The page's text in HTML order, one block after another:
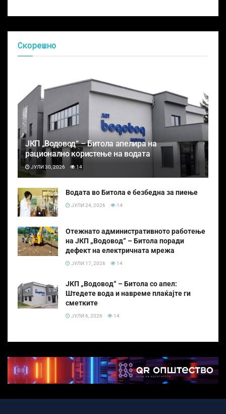
Скорешно
ЈКП „Водовод“ – Битола апелира на
рационално користење на водата
ЈУЛИ 30, 2026 14
Водата во Битола е безбедна за пиење
ЈУЛИ 24, 2026 14
Отежнато административното работење
на ЈКП „Водовод“ – Битола поради
дефект на електричната мрежа
ЈУЛИ 17, 2026 14
ЈКП „Водовод“ – Битола со апел:
Штедете вода и навреме плаќајте ги
сметките
ЈУЛИ 6, 2026 14